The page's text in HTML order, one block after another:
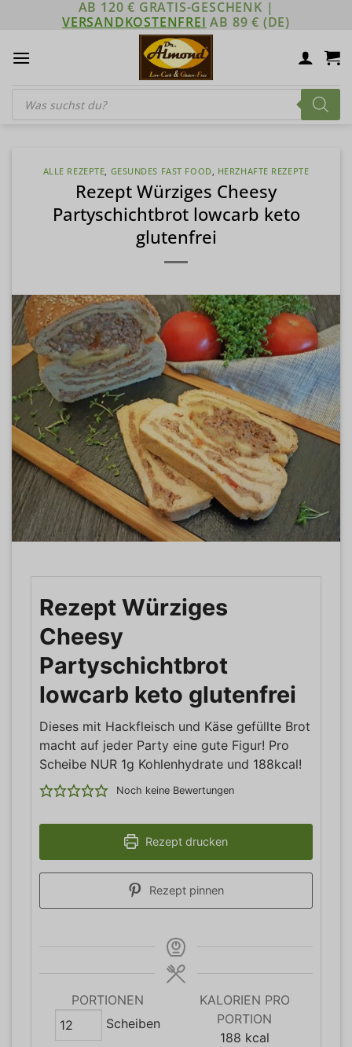
AB 120 € GRATIS-GESCHENK |
VERSANDKOSTENFREI AB 89 € (DE)
Products
search
ALLE REZEPTE, GESUNDES FAST FOOD, HERZHAFTE REZEPTE
Rezept Würziges Cheesy
Partyschichtbrot lowcarb keto
glutenfrei
Rezept Würziges
Cheesy
Partyschichtbrot
lowcarb keto glutenfrei
Dieses mit Hackfleisch und Käse gefüllte Brot
macht auf jeder Party eine gute Figur! Pro
Scheibe NUR 1g Kohlenhydrate und 188kcal!
Noch keine Bewertungen
Rezept drucken
Rezept pinnen
PORTIONEN
Scheiben
KALORIEN PRO
PORTION
188 kcal